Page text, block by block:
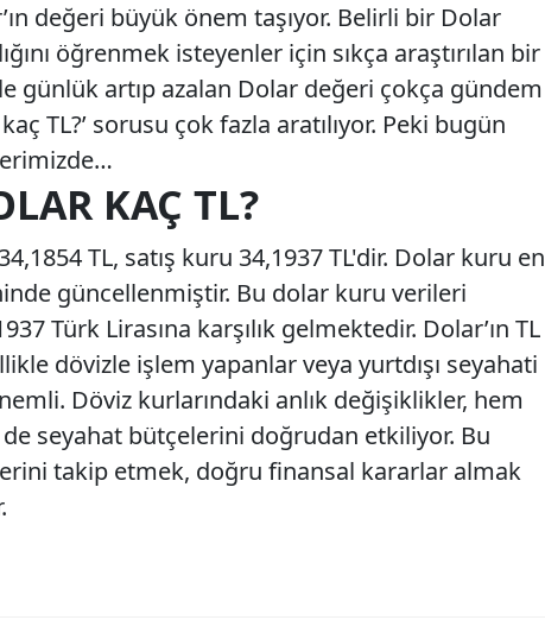
değeri büyük önem taşıyor. Belirli bir Dolar
öğrenmek isteyenler için sıkça araştırılan bir
günlük artıp azalan Dolar değeri çokça gündem
TL?’ sorusu çok fazla aratılıyor. Peki bugün
KAÇ TL?
TL, satış kuru 34,1937 TL'dir. Dolar kuru en
güncellenmiştir. Bu dolar kuru verileri
Türk Lirasına karşılık gelmektedir. Dolar’ın TL
dövizle işlem yapanlar veya yurtdışı seyahati
Döviz kurlarındaki anlık değişiklikler, hem
seyahat bütçelerini doğrudan etkiliyor. Bu
takip etmek, doğru finansal kararlar almak